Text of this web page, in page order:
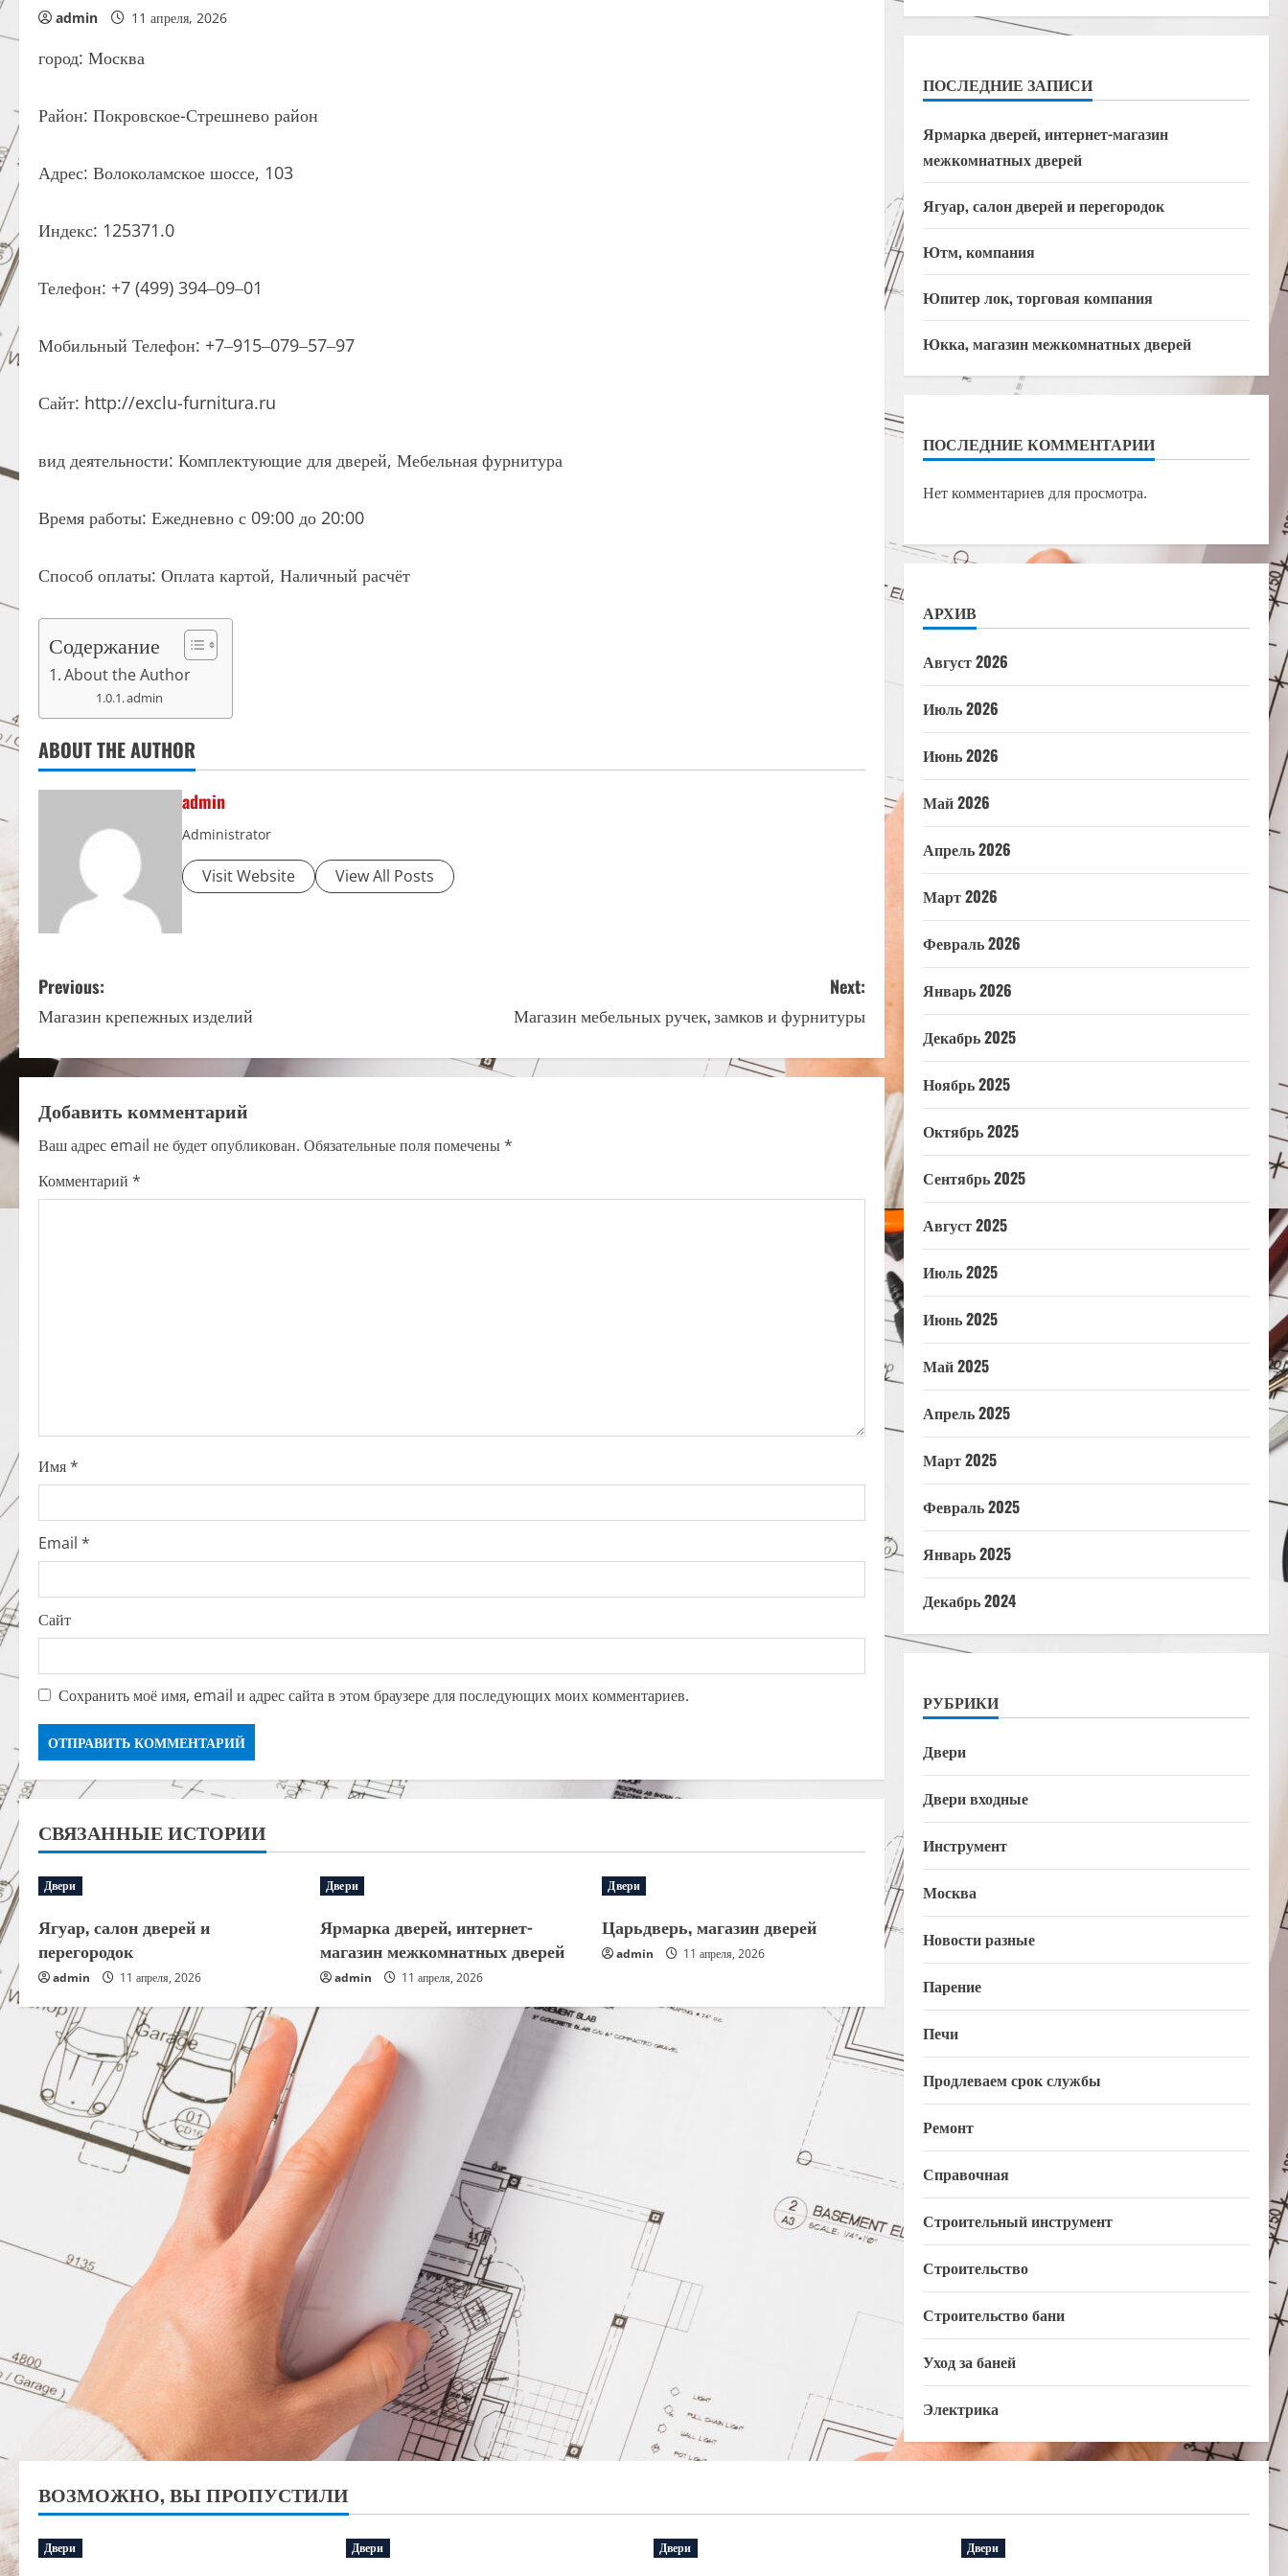
admin 11 апреля, 2026
город: Москва
Район: Покровское-Стрешнево район
Адрес: Волоколамское шоссе, 103
Индекс: 125371.0
Телефон: +7 (499) 394‒09‒01
Мобильный Телефон: +7‒915‒079‒57‒97
Сайт: http://exclu-furnitura.ru
вид деятельности: Комплектующие для дверей, Мебельная фурнитура
Время работы: Ежедневно с 09:00 до 20:00
Способ оплаты: Оплата картой, Наличный расчёт
Содержание
About the Author
admin
ABOUT THE AUTHOR
admin
Administrator
Visit Website View All Posts
P
o
s
t
n
a
i
o
n
Previous:
Магазин крепежных изделий
Next:
Магазин мебельных ручек, замков и фурнитуры
Добавить комментарий
Ваш адрес email не будет опубликован. Обязательные поля помечены*
Комментарий *
Имя*
Email *
Сайт
Сохранить моё имя, email и адрес сайта в этом браузере для последующих моих комментариев.
СВЯЗАННЫЕ ИСТОРИИ
Двери
Ягуар, салон дверей и
перегородок
admin 11 апреля, 2026
Двери
Ярмарка дверей, интернет-
магазин межкомнатных дверей
admin 11 апреля, 2026
Двери
Царьдверь, магазин дверей
admin 11 апреля, 2026
ПОСЛЕДНИЕ ЗАПИСИ
Ярмарка дверей, интернет-магазин
межкомнатных дверей
Ягуар, салон дверей и перегородок
Ютм, компания
Юпитер лок, торговая компания
Юкка, магазин межкомнатных дверей
ПОСЛЕДНИЕ КОММЕНТАРИИ
Нет комментариев для просмотра.
АРХИВ
Август 2026
Июль 2026
Июнь 2026
Май 2026
Апрель 2026
Март 2026
Февраль 2026
Январь 2026
Декабрь 2025
Ноябрь 2025
Октябрь 2025
Сентябрь 2025
Август 2025
Июль 2025
Июнь 2025
Май 2025
Апрель 2025
Март 2025
Февраль 2025
Январь 2025
Декабрь 2024
РУБРИКИ
Двери
Двери входные
Инструмент
Москва
Новости разные
Парение
Печи
Продлеваем срок службы
Ремонт
Справочная
Строительный инструмент
Строительство
Строительство бани
Уход за баней
Электрика
ВОЗМОЖНО, ВЫ ПРОПУСТИЛИ
Двери Двери Двери Двери